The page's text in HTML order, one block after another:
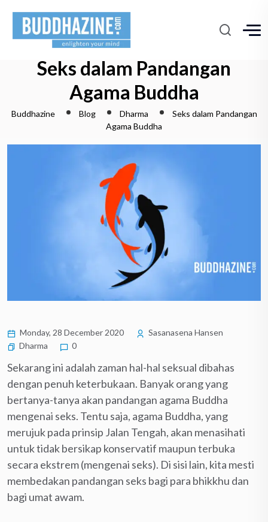
Seks dalam Pandangan
Agama Buddha
Buddhazine Blog Dharma
Seks dalam Pandangan
Agama Buddha
Monday, 28 December 2020
Sasanasena Hansen
Dharma
0
Sekarang ini adalah zaman hal-hal seksual dibahas
dengan penuh keterbukaan. Banyak orang yang
bertanya-tanya akan pandangan agama Buddha
mengenai seks. Tentu saja, agama Buddha, yang
merujuk pada prinsip Jalan Tengah, akan menasihati
untuk tidak bersikap konservatif maupun terbuka
secara ekstrem (mengenai seks). Di sisi lain, kita mesti
membedakan pandangan seks bagi para bhikkhu dan
bagi umat awam.